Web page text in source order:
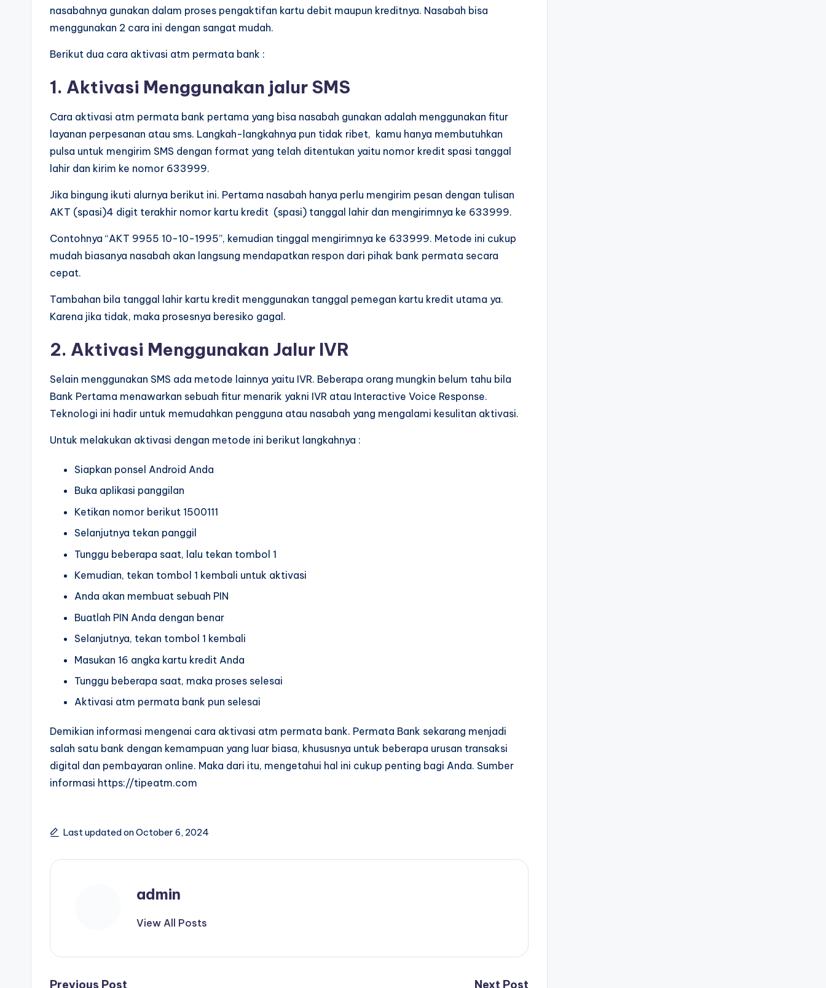
nasabahnya gunakan dalam proses pengaktifan kartu debit maupun kreditnya. Nasabah bisa
menggunakan 2 cara ini dengan sangat mudah.
Berikut dua cara aktivasi atm permata bank :
1. Aktivasi Menggunakan jalur SMS
Cara aktivasi atm permata bank pertama yang bisa nasabah gunakan adalah menggunakan fitur
layanan perpesanan atau sms. Langkah-langkahnya pun tidak ribet, kamu hanya membutuhkan
pulsa untuk mengirim SMS dengan format yang telah ditentukan yaitu nomor kredit spasi tanggal
lahir dan kirim ke nomor 633999.
Jika bingung ikuti alurnya berikut ini. Pertama nasabah hanya perlu mengirim pesan dengan tulisan
AKT (spasi)4 digit terakhir nomor kartu kredit (spasi) tanggal lahir dan mengirimnya ke 633999.
Contohnya “AKT 9955 10-10-1995”, kemudian tinggal mengirimnya ke 633999. Metode ini cukup
mudah biasanya nasabah akan langsung mendapatkan respon dari pihak bank permata secara
cepat.
Tambahan bila tanggal lahir kartu kredit menggunakan tanggal pemegan kartu kredit utama ya.
Karena jika tidak, maka prosesnya beresiko gagal.
2. Aktivasi Menggunakan Jalur IVR
Selain menggunakan SMS ada metode lainnya yaitu IVR. Beberapa orang mungkin belum tahu bila
Bank Pertama menawarkan sebuah fitur menarik yakni IVR atau Interactive Voice Response.
Teknologi ini hadir untuk memudahkan pengguna atau nasabah yang mengalami kesulitan aktivasi.
Untuk melakukan aktivasi dengan metode ini berikut langkahnya :
Siapkan ponsel Android Anda
Buka aplikasi panggilan
Ketikan nomor berikut 1500111
Selanjutnya tekan panggil
Tunggu beberapa saat, lalu tekan tombol 1
Kemudian, tekan tombol 1 kembali untuk aktivasi
Anda akan membuat sebuah PIN
Buatlah PIN Anda dengan benar
Selanjutnya, tekan tombol 1 kembali
Masukan 16 angka kartu kredit Anda
Tunggu beberapa saat, maka proses selesai
Aktivasi atm permata bank pun selesai
Demikian informasi mengenai cara aktivasi atm permata bank. Permata Bank sekarang menjadi
salah satu bank dengan kemampuan yang luar biasa, khususnya untuk beberapa urusan transaksi
digital dan pembayaran online. Maka dari itu, mengetahui hal ini cukup penting bagi Anda. Sumber
informasi https://tipeatm.com
Last updated on October 6, 2024
admin
View All Posts
Previous Post Next Post